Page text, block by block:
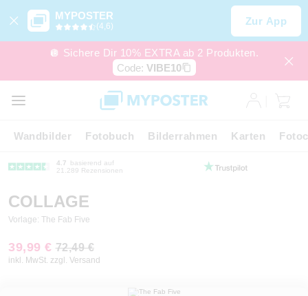
MYPOSTER
(4,6) Zur App
🪩 Sichere Dir 10% EXTRA ab 2 Produkten.
Code: VIBE10
Wandbilder Fotobuch Bilderrahmen Karten
4.7
basierend auf
21.289 Rezensionen
COLLAGE
Vorlage: The Fab Five
39,99 € 72,49 €
inkl. MwSt. zzgl. Versand